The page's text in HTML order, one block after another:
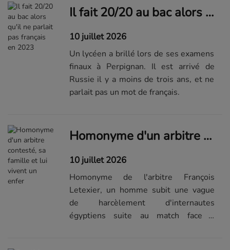
Il fait 20/20 au bac alors qu'il ne parlait pas français en 2023
10 juillet 2026
Un lycéen a brillé lors de ses examens
finaux à Perpignan. Il est arrivé de
Russie il y a moins de trois ans, et ne
parlait pas un mot de français.
Homonyme d'un arbitre contesté, sa famille et lui vivent un enfer
10 juillet 2026
Homonyme de l'arbitre François
Letexier, un homme subit une vague
de harcèlement d'internautes
égyptiens suite au match face à